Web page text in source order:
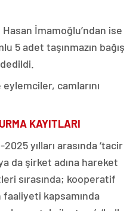
İmamoğlu’ndan ise
5 adet taşınmazın bağış
eylemciler, camlarını
KAYITLARI
yılları arasında ‘tacir
da şirket adına hareket
sırasında; kooperatif
kapsamında